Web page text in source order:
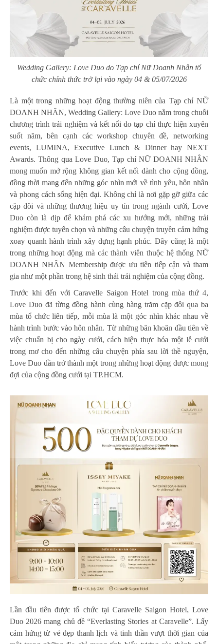
Wedding Gallery: Love Duo do Tạp chí Nữ Doanh Nhân tổ
chức chính thức trở lại vào ngày 04 & 05/07/2026
Là một trong những hoạt động thường niên của Tạp chí NỮ
DOANH NHÂN, Wedding Gallery: Love Duo nằm trong chuỗi
chương trình trải nghiệm và kết nối do tạp chí thực hiện xuyên
suốt năm, bên cạnh các workshop chuyên đề, networking
events, LUMINA, Executive Lunch & Dinner hay NEXT
Awards. Thông qua Love Duo, Tạp chí NỮ DOANH NHÂN
mong muốn mở rộng không gian kết nối dành cho cộng đồng,
đồng thời mang đến những góc nhìn mới về tình yêu, hôn nhân
và phong cách sống hiện đại. Không chỉ là nơi gặp gỡ giữa các
cặp đôi và những thương hiệu uy tín trong ngành cưới, Love
Duo còn là dịp để khám phá các xu hướng mới, những trải
nghiệm được tuyển chọn và những câu chuyện truyền cảm hứng
xoay quanh hành trình xây dựng hạnh phúc. Đây cũng là một
trong những hoạt động mà các thành viên thuộc hệ thống NỮ
DOANH NHÂN Membership được ưu tiên tiếp cận và tham
gia như một phần trong hệ sinh thái trải nghiệm của cộng đồng.
Trước khi đến với Caravelle Saigon Hotel trong mùa thứ 4,
Love Duo đã từng đồng hành cùng hàng trăm cặp đôi qua ba
mùa tổ chức liên tiếp, mỗi mùa là một góc nhìn khác nhau về
hành trình bước vào hôn nhân. Từ những băn khoăn đầu tiên về
việc chuẩn bị cho ngày cưới, cách hiện thực hóa một lễ cưới
trong mơ cho đến những câu chuyện phía sau lời thề nguyện,
Love Duo dần trở thành một trong những hoạt động được mong
đợi của cộng đồng cưới tại TP.HCM.
Lần đầu tiên được tổ chức tại Caravelle Saigon Hotel, Love
Duo 2026 mang chủ đề “Everlasting Stories at Caravelle”. Lấy
cảm hứng từ vẻ đẹp thanh lịch và tinh thần vượt thời gian của